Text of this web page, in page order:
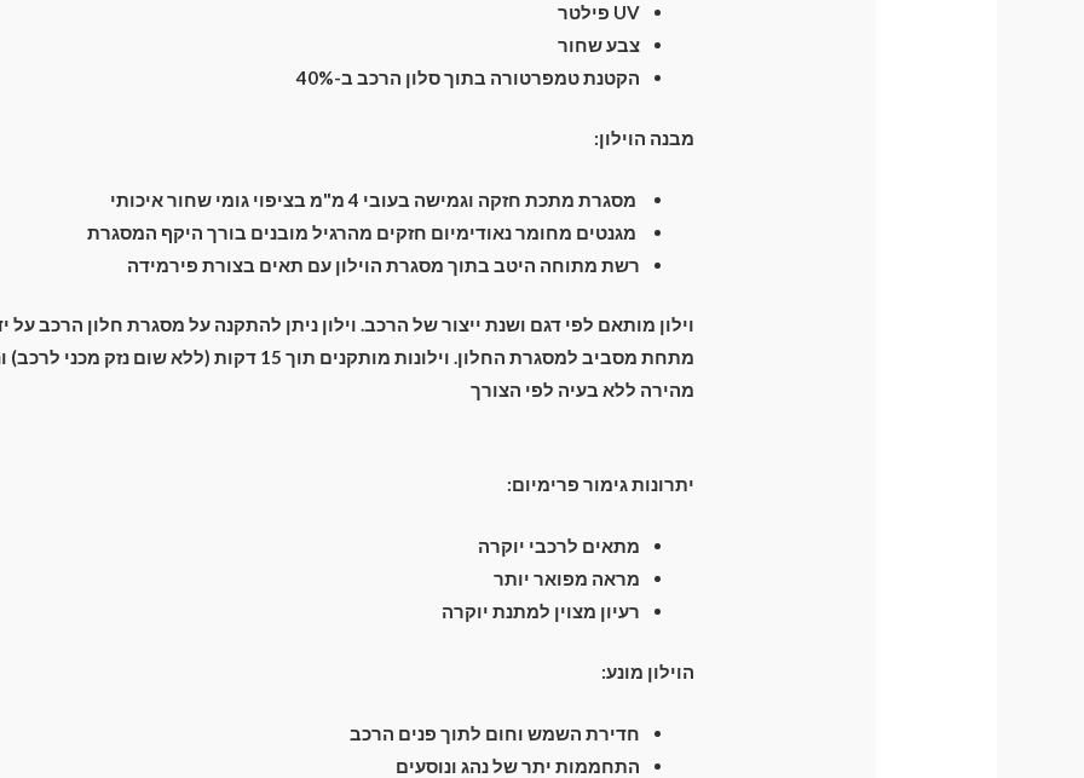
UV פילטר
צבע שחור
הקטנת טמפרטורה בתוך סלון הרכב ב-40%
מבנה הוילון:
מסגרת מתכת חזקה וגמישה בעובי 4 מ"מ בציפוי גומי שחור איכותי
מגנטים מחומר נאודימיום חזקים מהרגיל מובנים בורך היקף המסגרת
רשת מתוחה היטב בתוך מסגרת הוילון עם תאים בצורת פירמידה
וילון מותאם לפי דגם ושנת ייצור של הרכב. וילון ניתן להתקנה על מסגרת חלון הרכב על
מתחת מסביב למסגרת החלון. וילונות מותקנים תוך 15 דקות (ללא
מהירה ללא בעיה לפי הצורך
יתרונות גימור פרימיום:
מתאים לרכבי יוקרה
מראה מפואר יותר
רעיון מצוין למתנת יוקרה
הוילון מונע:
חדירת השמש וחום לתוך פנים הרכב
התחממות יתר של נהג ונוסעים